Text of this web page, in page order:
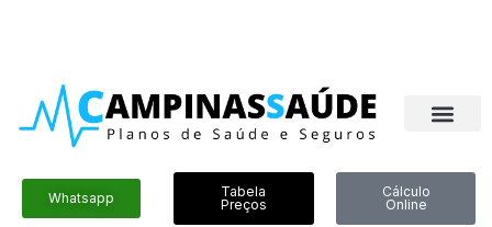
Whatsapp
Tabela
Preços
Cálculo
Online